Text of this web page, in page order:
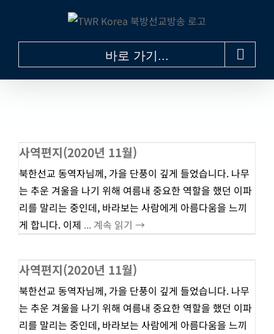
건
바로 가기...
사역편지(2020년 11월)
북한선교 동역자님께, 가을 단풍이 깊게 들었습니다. 나무
는 추운 겨울을 나기 위해 여름내 중요한 역할을 했던 이파
리를 말리는 중인데, 바라보는 사람에게 아름다움을 느끼
게 합니다. 이제 ... 계속 읽기 →
사역편지(2020년 11월)
북한선교 동역자님께, 가을 단풍이 깊게 들었습니다. 나무
는 추운 겨울을 나기 위해 여름내 중요한 역할을 했던 이파
리를 말리는 중인데, 바라보는 사람에게 아름다움을 느끼